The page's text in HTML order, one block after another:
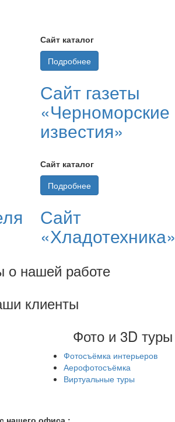
Сайт каталог
Подробнее
Сайт газеты
«Черноморские
известия»
Сайт каталог
Подробнее
Сайт
«Хладотехника»
о нашей работе
клиенты
Фото и 3D туры
Фотосъёмка интерьеров
Аерофотосъёмка
Виртуальные туры
нашего офиса :